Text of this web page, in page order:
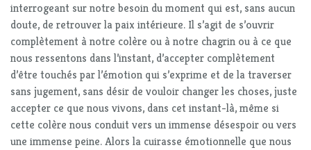
interrogeant sur notre besoin du moment qui est, sans aucun
doute, de retrouver la paix intérieure. Il s’agit de s’ouvrir
complètement à notre colère ou à notre chagrin ou à ce que
nous ressentons dans l’instant, d’accepter complètement
d’être touchés par l’émotion qui s’exprime et de la traverser
sans jugement, sans désir de vouloir changer les choses, juste
accepter ce que nous vivons, dans cet instant-là, même si
cette colère nous conduit vers un immense désespoir ou vers
une immense peine. Alors la cuirasse émotionnelle que nous